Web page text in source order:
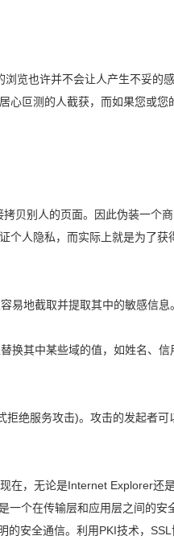
览也许并不会让人产生不妥的
心叵测的人截获，而如果您或您
贝别人的页面。因此伪装一个
人隐私，而实际上就是为了获
易地截取并提取其中的敏感信息
换其中某些域的值，如姓名、信
绝服务攻击)。攻击的发起者可
在，无论是Internet Explorer还
一个在传输层和应用层之间的安
的安全通信。利用PKI技术，